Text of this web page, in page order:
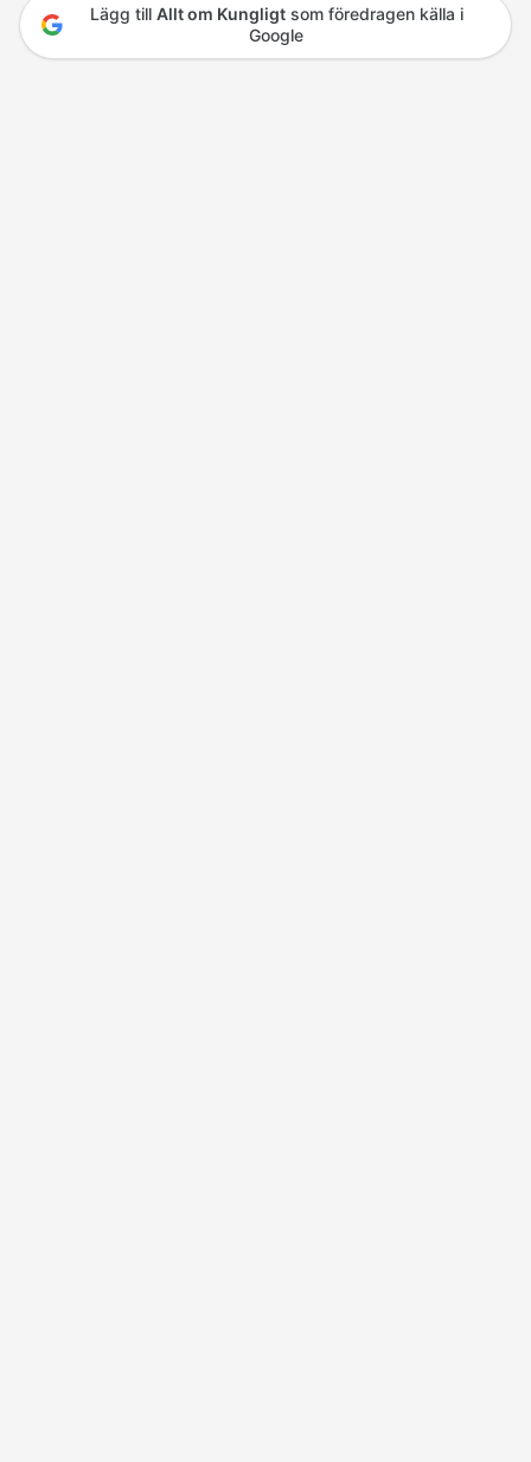
Lägg till Allt om Kungligtsom föredragen källa i
Google